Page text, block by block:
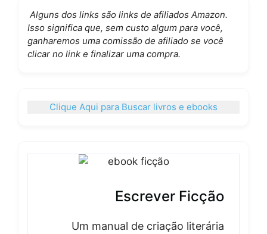
Alguns dos links são links de afiliados Amazon.
Isso significa que, sem custo algum para você,
ganharemos uma comissão de afiliado se você
clicar no link e finalizar uma compra.
Clique Aqui para Buscar livros e ebooks
Escrever Ficção
Um manual de criação literária